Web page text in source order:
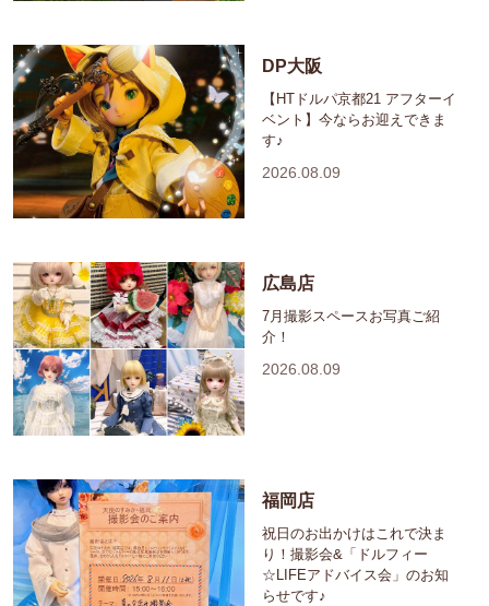
DP大阪
【HTドルパ京都21 アフターイ
ベント】今ならお迎えできま
す♪
2026.08.09
広島店
7月撮影スペースお写真ご紹
介！
2026.08.09
福岡店
祝日のお出かけはこれで決ま
り！撮影会&「ドルフィー
☆LIFEアドバイス会」のお知
らせです♪